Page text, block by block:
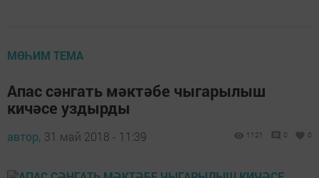
МӨҺИМ ТЕМА
Апас сәнгать мәктәбе чыгарылыш
кичәсе уздырды
автор, 31 май 2018 - 11:39 1121 0 0